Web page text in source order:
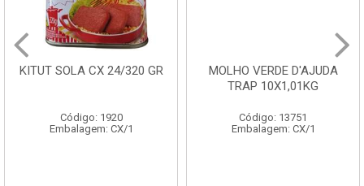
GR
MOLHO VERDE D'AJUDA
Código: 13751
Embalagem: CX/1
FRUTAS
CX 10KG
Código: 1785
Embalagem: KG/10